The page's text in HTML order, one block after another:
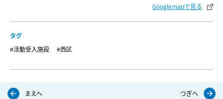
Googlemapで見る
タグ
#活動受入施設
#西区
まえへ つぎへ